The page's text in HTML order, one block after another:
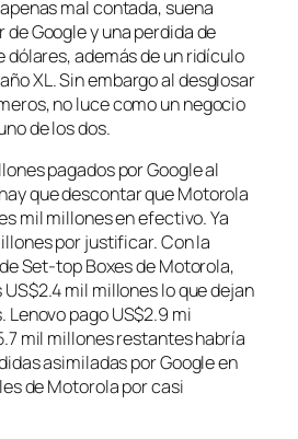
mal contada, suena
Google y una perdida de
dólares, además de un ridículo
XL. Sin embargo al desglosar
no luce como un negocio
de los dos.
pagados por Google al
que descontar que Motorola
mil millones en efectivo. Ya
por justificar. Con la
Set-top Boxes de Motorola,
mil millones lo que dejan
Lenovo pago US$2.9 mi
mil millones restantes habría
asimiladas por Google en
de Motorola por casi